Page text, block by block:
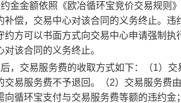
金金额依照《欧冶循环宝竞价交易规则
补偿，交易中心对该合同的义务终止。
约方可以书面方式向交易中心申请强制
该合同的义务终止。
，交易服务费的收取方式如下：（1）
交易服务费不予退回。（2）交易服务费
向循环宝支付与交易服务费等额的违约